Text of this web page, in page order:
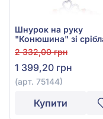
Шнурок на руку
"Конюшина" зі
925° з Червоним
Текстилем, арт. 75144
2 332,00 грн
1 399,20 грн
(арт. 75144)
Купити